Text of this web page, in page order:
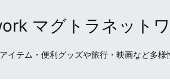
マグトラネット
テム・便利グッズや旅行・映画など多様